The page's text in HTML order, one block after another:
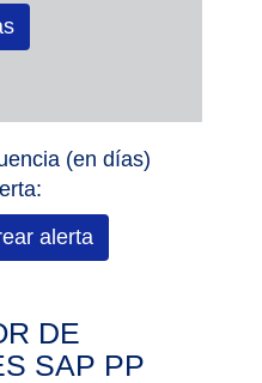
(en días)
alerta
DE
SAP PP